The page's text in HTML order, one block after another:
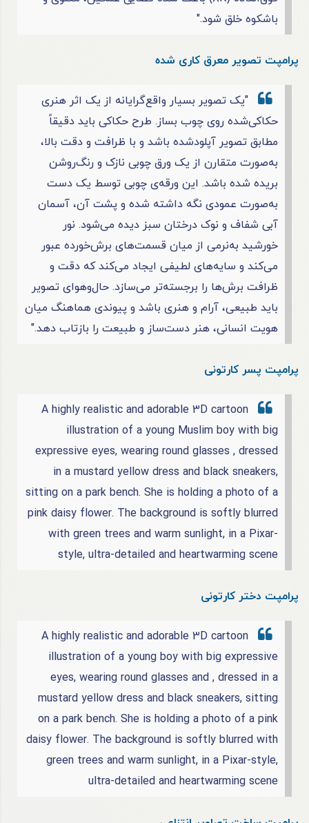
باشکوه خلق شود."
پرامپت تصویر معرق کاری شده
"یک تصویر بسیار واقع‌گرایانه از یک اثر هنری
حکاکی‌شده روی چوب بساز. طرح حکاکی باید دقیقاً
مطابق تصویر آپلود‌شده باشد و با ظرافت و دقت بالا،
به‌صورت متقارن از یک ورق چوبی نازک و رنگ‌روشن
بریده شده باشد. این ورقه‌ی چوبی توسط یک دست
به‌صورت عمودی نگه داشته شده و پشت آن، آسمان
آبی شفاف و نوک درختان سبز دیده می‌شود. نور
خورشید به‌نرمی از میان قسمت‌های برش‌خورده عبور
می‌کند و سایه‌های لطیفی ایجاد می‌کند که دقت و
ظرافت برش‌ها را برجسته‌تر می‌سازد. حال‌وهوای تصویر
باید طبیعی، آرام و هنری باشد و پیوندی هماهنگ میان
هویت انسانی، هنر دست‌ساز و طبیعت را بازتاب دهد."
پرامپت پسر کارتونی
A highly realistic and adorable 3D cartoon
illustration of a young Muslim boy with big
expressive eyes, wearing round glasses , dressed
in a mustard yellow dress and black sneakers,
sitting on a park bench. She is holding a photo of a
pink daisy flower. The background is softly blurred
with green trees and warm sunlight, in a Pixar-
style, ultra-detailed and heartwarming scene
پرامپت دختر کارتونی
A highly realistic and adorable 3D cartoon
illustration of a young boy with big expressive
eyes, wearing round glasses and , dressed in a
mustard yellow dress and black sneakers, sitting
on a park bench. She is holding a photo of a pink
daisy flower. The background is softly blurred with
green trees and warm sunlight, in a Pixar-style,
ultra-detailed and heartwarming scene